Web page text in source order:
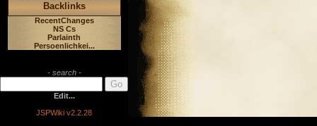
Backlinks
RecentChanges
NS Cs
Parlainth
Persoenlichkei...
- search -
Edit...
JSPWiki v2.2.28